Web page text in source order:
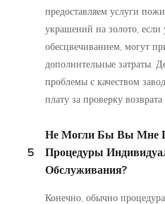
предоставляем услуги
украшений на золото, если
обесцвечиванием, могут
дополнительные затраты.
проблемы с качеством
плату за проверку возврата
5
Не Могли Бы Вы Мне
Процедуры
Обслуживания?
Конечно, обычно процедура